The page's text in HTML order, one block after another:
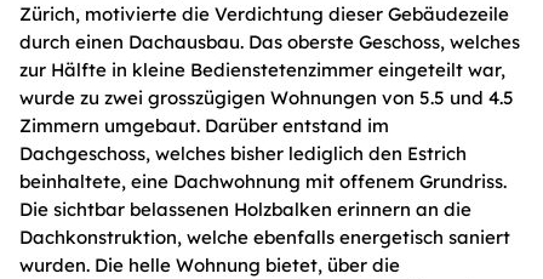
Zürich, motivierte die Verdichtung dieser Gebäudezeile
durch einen Dachausbau. Das oberste Geschoss, welches
zur Hälfte in kleine Bedienstetenzimmer eingeteilt war,
wurde zu zwei grosszügigen Wohnungen von 5.5 und 4.5
Zimmern umgebaut. Darüber entstand im
Dachgeschoss, welches bisher lediglich den Estrich
beinhaltete, eine Dachwohnung mit offenem Grundriss.
Die sichtbar belassenen Holzbalken erinnern an die
Dachkonstruktion, welche ebenfalls energetisch saniert
wurden. Die helle Wohnung bietet, über die